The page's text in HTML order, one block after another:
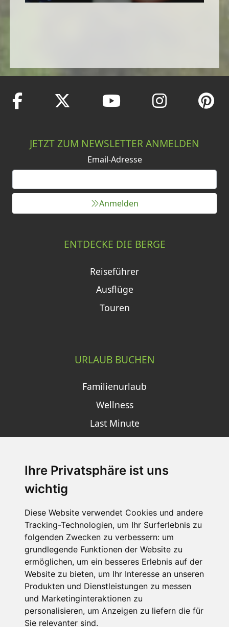
Ihre Privatsphäre ist uns
wichtig
Diese Website verwendet Cookies und andere
Tracking-Technologien, um Ihr Surferlebnis zu
folgenden Zwecken zu verbessern: um
grundlegende Funktionen der Website zu
ermöglichen, um ein besseres Erlebnis auf der
Website zu bieten, um Ihr Interesse an unseren
Produkten und Dienstleistungen zu messen
und Marketinginteraktionen zu
personalisieren, um Anzeigen zu liefern die für
Sie relevanter sind.
JETZT ZUM NEWSLETTER ANMELDEN
Email-Adresse
Anmelden
ENTDECKE DIE BERGE
Reiseführer
Ausflüge
Touren
URLAUB BUCHEN
Familienurlaub
Wellness
Last Minute
SCHNEEHÖHEN SKI APP
Die Schneehoehen Ski APP für iOS und Android - Ein
Muss für alle Wintersportler und Schneefreaks!
Impressum
Datenschutz